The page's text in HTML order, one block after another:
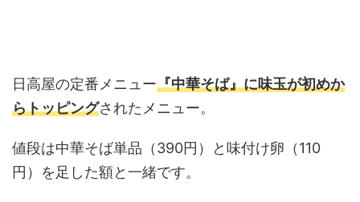
日高屋の定番メニュー『中華そば』に味玉が初めか
らトッピングされたメニュー。
値段は中華そば単品（390円）と味付け卵（110
円）を足した額と一緒です。